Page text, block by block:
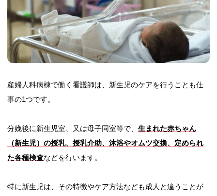
産婦人科病棟で働く看護師は、新生児のケアを行うことも仕
事の1つです。
分娩後に新生児室、又は母子同室等で、 生まれた赤ちゃん
（新生児）の授乳、授乳介助、沐浴やオムツ交換、定められ
た各種検査などを行います。
特に新生児は、その特徴やケア方法なども成人と違うことが